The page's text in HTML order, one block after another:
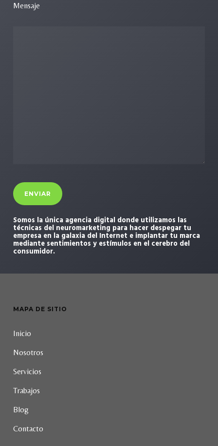
Mensaje
Somos la única agencia digital donde utilizamos las
técnicas del neuromarketing para hacer despegar tu
empresa en la galaxia del Internet e implantar tu marca
mediante sentimientos y estímulos en el cerebro del
consumidor.
MAPA DE SITIO
Inicio
Nosotros
Servicios
Trabajos
Blog
Contacto